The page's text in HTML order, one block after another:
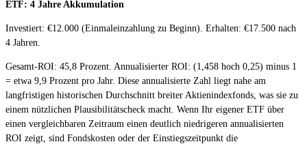
ETF: 4 Jahre Akkumulation
Investiert: €12.000 (Einmaleinzahlung zu Beginn). Erhalten: €17.500 nach
4 Jahren.
Gesamt-ROI: 45,8 Prozent. Annualisierter ROI: (1,458 hoch 0,25) minus 1
= etwa 9,9 Prozent pro Jahr. Diese annualisierte Zahl liegt nahe am
langfristigen historischen Durchschnitt breiter Aktienindexfonds, was sie zu
einem nützlichen Plausibilitätscheck macht. Wenn Ihr eigener ETF über
einen vergleichbaren Zeitraum einen deutlich niedrigeren annualisierten
ROI zeigt, sind Fondskosten oder der Einstiegszeitpunkt die